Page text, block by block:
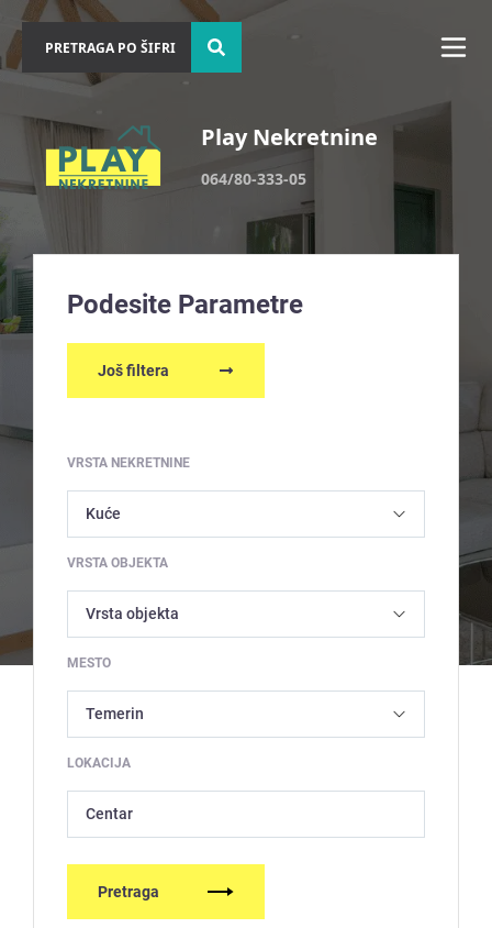
Play Nekretnine
064/80-333-05
Podesite Parametre
Još filtera
VRSTA NEKRETNINE
VRSTA OBJEKTA
MESTO
LOKACIJA
Centar
Pretraga